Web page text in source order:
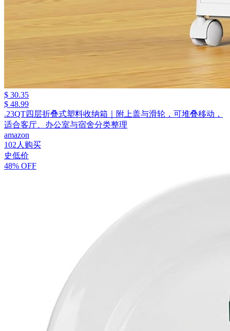
$ 30.35
$ 48.99
.23QT四层折叠式塑料收纳箱｜附上盖与滑轮，可堆叠移动，
适合客厅、办公室与宿舍分类整理
amazon
102人购买
史低价
48% OFF